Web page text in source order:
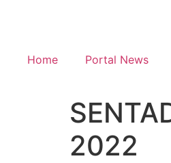
Home Portal News
2022